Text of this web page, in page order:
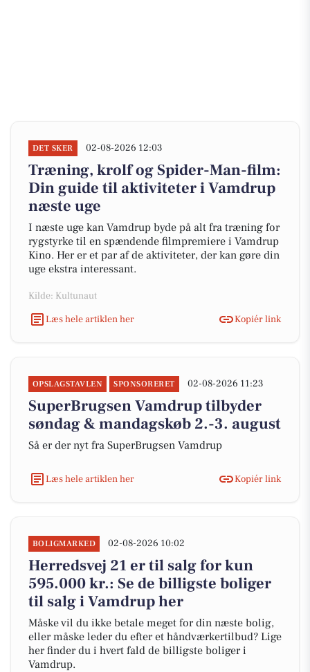
DET SKER 02-08-2026 12:03
Træning, krolf og Spider-Man-film:
Din guide til aktiviteter i Vamdrup
næste uge
I næste uge kan Vamdrup byde på alt fra træning for
rygstyrke til en spændende filmpremiere i Vamdrup
Kino. Her er et par af de aktiviteter, der kan gøre din
uge ekstra interessant.
Kilde: Kultunaut
Læs hele artiklen her
Kopiér link
OPSLAGSTAVLEN SPONSORERET 02-08-2026 11:23
SuperBrugsen Vamdrup tilbyder
søndag & mandagskøb 2.-3. august
Så er der nyt fra SuperBrugsen Vamdrup
Læs hele artiklen her Kopiér link
BOLIGMARKED 02-08-2026 10:02
Herredsvej 21 er til salg for kun
595.000 kr.: Se de billigste boliger
til salg i Vamdrup her
Måske vil du ikke betale meget for din næste bolig,
eller måske leder du efter et håndværkertilbud? Lige
her finder du i hvert fald de billigste boliger i
Vamdrup.